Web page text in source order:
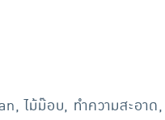
ไม้ม๊อบ, ทำความสะอาด,